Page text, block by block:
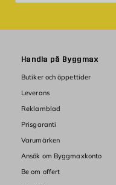
Handla på Byggmax
Butiker och öppettider
Leverans
Reklamblad
Prisgaranti
Varumärken
Ansök om Byggmaxkonto
Be om offert